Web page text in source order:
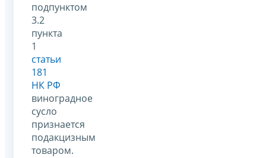
подпунктом
3.2
пункта
1
статьи
181
НК РФ
виноградное
сусло
признается
подакцизным
товаром.